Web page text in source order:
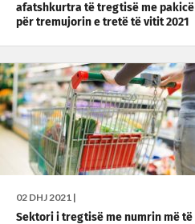
afatshkurtra të tregtisë me pakicë
për tremujorin e tretë të vitit 2021
02 DHJ 2021 |
Sektori i tregtisë me numrin më të